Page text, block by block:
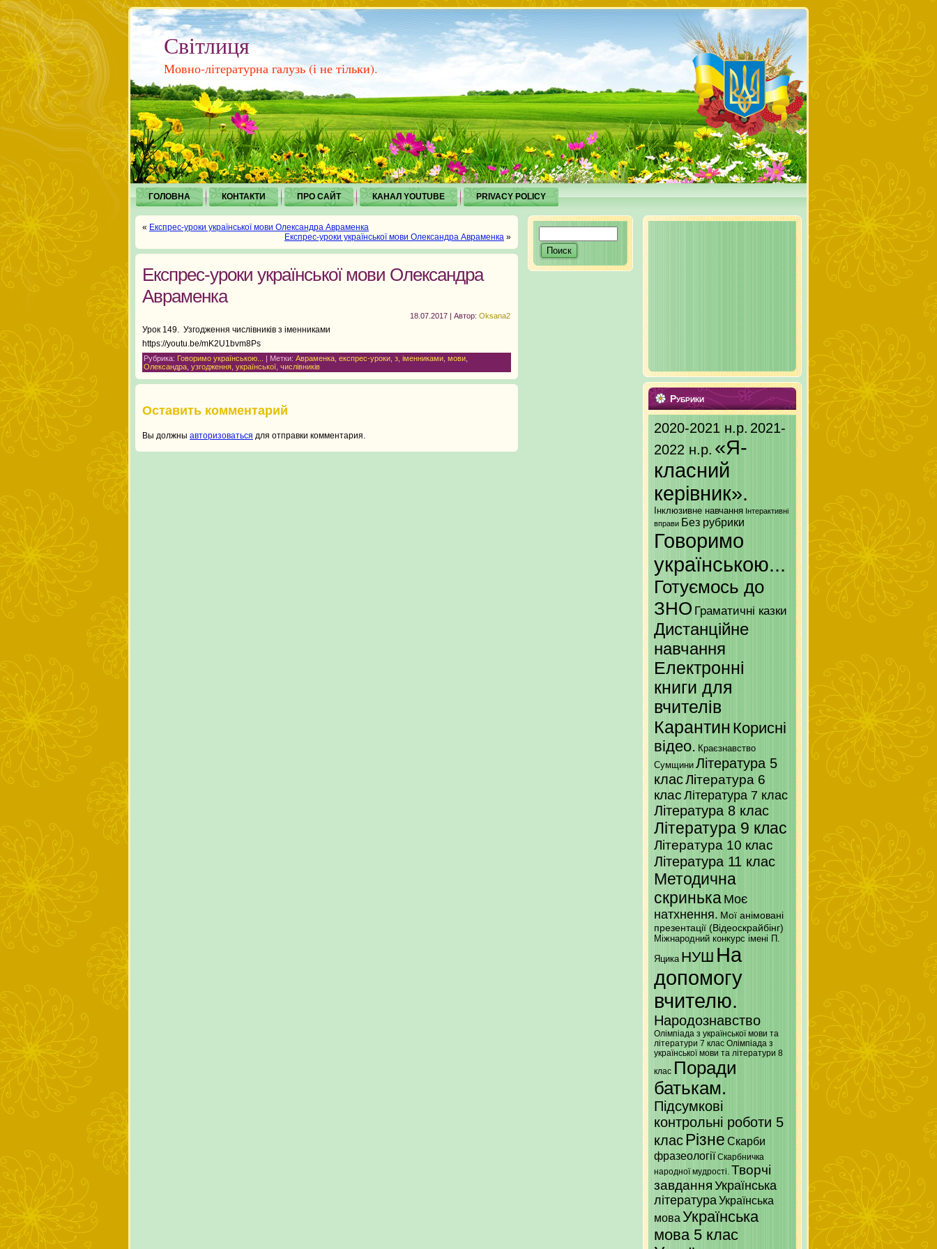
Світлиця
Мовно-літературна галузь (і не тільки).
ГОЛОВНА КОНТАКТИ ПРО САЙТ КАНАЛ YOUTUBE PRIVACY POLICY
« Експрес-уроки української мови Олександра Авраменка
Експрес-уроки української мови Олександра Авраменка »
Експрес-уроки української мови Олександра
Авраменка
18.07.2017 | Автор: Oksana2
Урок 149. Узгодження числівників з іменниками
https://youtu.be/mK2U1bvm8Ps
Рубрика: Говоримо українською... | Метки: Авраменка експрес-уроки з іменниками мови
Олександра узгодження української числівників
Оставить комментарий
Вы должны авторизоваться для отправки комментария.
Рубрики
2020-2021 н.р. 2021-
2022 н.р. «Я-
класний
керівник».
Інклюзивне навчання Інтерактивні
вправи Без рубрики
Говоримо
українською...
Готуємось до
ЗНО Граматичні казки
Дистанційне
навчання
Електронні
книги для
вчителів
Карантин Корисні
відео. Краєзнавство
Сумщини Література 5
класЛітература 6
класЛітература 7 клас
Література 8 клас
Література 9 клас
Література 10 клас
Література 11 клас
Методична
скринька Моє
натхнення. Мої анімовані
презентації (Відеоскрайбінг)
Міжнародний конкурс імені П.
Яцика НУШ На
допомогу
вчителю.
Народознавство
Олімпіада з української мови та
літератури 7 клас Олімпіада з
української мови та літератури 8
клас Поради
батькам.
Підсумкові
контрольні роботи 5
класРізне Скарби
фразеології Скарбничка
народної мудрості. Творчі
завдання Українська
літератураУкраїнська
мова Українська
мова 5 клас